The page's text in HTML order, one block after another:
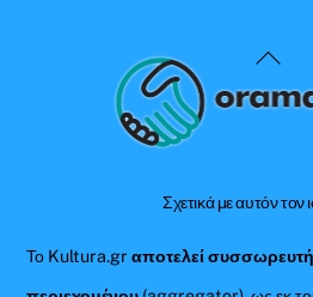
Back
To
Σχετικά με αυτόν τον
Το Kultura.grαποτελεί συσσωρευτή